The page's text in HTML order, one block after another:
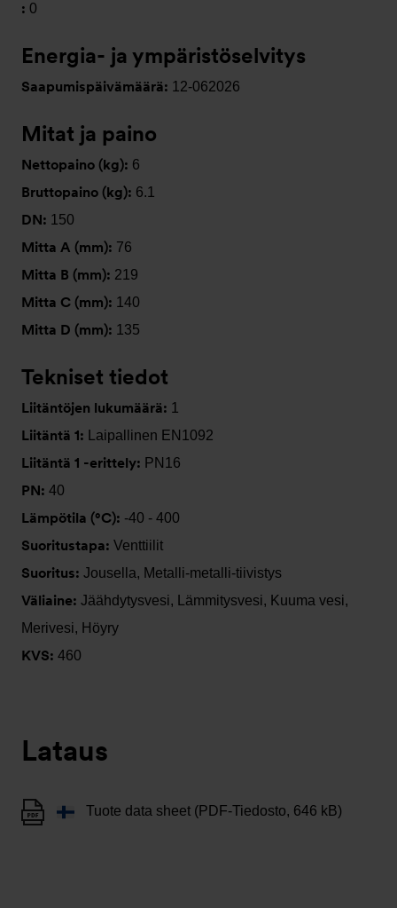
: 0
Energia- ja ympäristöselvitys
Saapumispäivämäärä: 12-062026
Mitat ja paino
Nettopaino (kg): 6
Bruttopaino (kg): 6.1
DN: 150
Mitta A (mm): 76
Mitta B (mm): 219
Mitta C (mm): 140
Mitta D (mm): 135
Tekniset tiedot
Liitäntöjen lukumäärä: 1
Liitäntä 1: Laipallinen EN1092
Liitäntä 1 -erittely: PN16
PN: 40
Lämpötila (°C): -40 - 400
Suoritustapa: Venttiilit
Suoritus: Jousella, Metalli-metalli-tiivistys
Väliaine: Jäähdytysvesi, Lämmitysvesi, Kuuma vesi,
Merivesi, Höyry
KVS: 460
Lataus
Tuote data sheet (PDF-Tiedosto, 646 kB)